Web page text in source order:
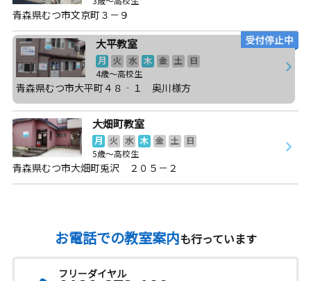
青森県むつ市文京町３－９
大平教室
月 火 水 木 金 土
日
4歳～高校生
青森県むつ市大平町４８‐１ 奥川様方
大畑町教室
月 火 水 木 金 土
日
5歳～高校生
青森県むつ市大畑町兎沢 ２０５－２
お電話での教室案内も行っています
フリーダイヤル